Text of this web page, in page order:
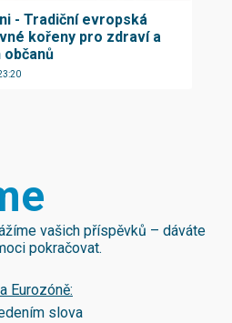
- Tradiční evropská
kořeny pro zdraví a
vašich příspěvků – dáváte
pokračovat.
Eurozóně:
slova